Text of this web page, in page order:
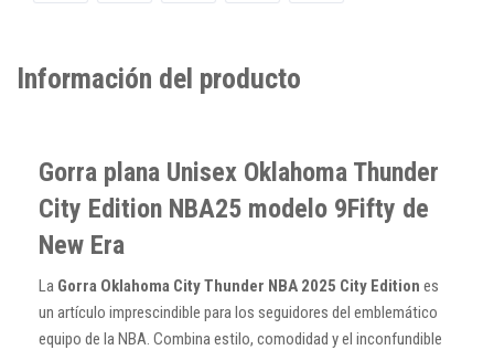
Información del producto
Gorra plana Unisex Oklahoma Thunder
City Edition NBA25 modelo 9Fifty de
New Era
La Gorra Oklahoma City Thunder NBA 2025 City Edition es
un artículo imprescindible para los seguidores del emblemático
equipo de la NBA. Combina estilo, comodidad y el inconfundible